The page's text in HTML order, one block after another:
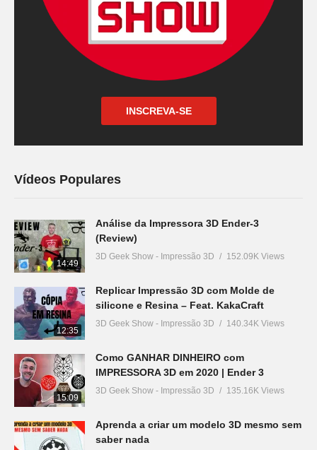
INSCREVA-SE
Vídeos Populares
14:49
Análise da Impressora 3D Ender-3
(Review)
3D Geek Show - Impressão 3D 152.09K Views
12:35
Replicar Impressão 3D com Molde de
silicone e Resina – Feat. KakaCraft
3D Geek Show - Impressão 3D 140.34K Views
15:09
Como GANHAR DINHEIRO com
IMPRESSORA 3D em 2020 | Ender 3
3D Geek Show - Impressão 3D 135.16K Views
Aprenda a criar um modelo 3D mesmo sem
saber nada